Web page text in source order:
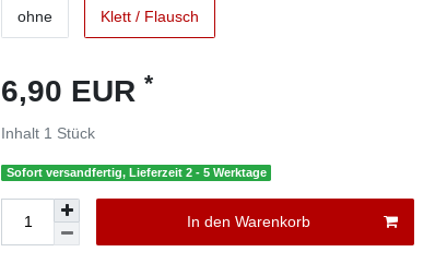
ohne Klett / Flausch
6,90 EUR *
Inhalt 1 Stück
Sofort versandfertig, Lieferzeit 2 - 5 Werktage
In den Warenkorb